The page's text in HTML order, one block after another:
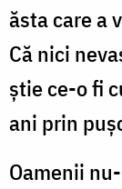
ăsta care a
Că nici
ştie ce-o fi
ani prin
Oamenii